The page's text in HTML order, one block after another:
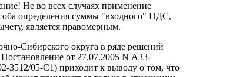
Не во всех случаях применение
определения суммы "входного" НДС,
является правомерным.
Сибирского округа в ряде решений
от 27.07.2005 N А33-
3512/05-С1) приходит к выводу о том, что